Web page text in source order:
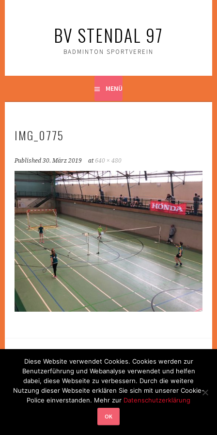
BV STENDAL 97
BADMINTON SPORTVEREIN
MENÜ
IMG_0775
Published30. März 2019 at 640 × 480
PROUDLY POWERED BY WORDPRESS |
THEME: SELA VON
WORDPRESS.COM.
Diese Website verwendet Cookies. Cookies werden zur
Benutzerführung und Webanalyse verwendet und helfen
dabei, diese Webseite zu verbessern. Durch die weitere
Nutzung dieser Webseite erklären Sie sich mit unserer Cookie-
Police einverstanden. Mehr zur Datenschutzerklärung
OK